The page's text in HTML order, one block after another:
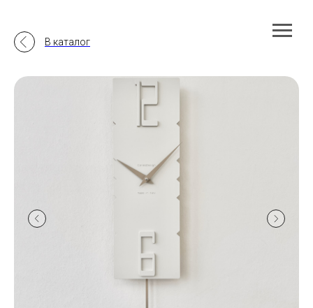
В каталог